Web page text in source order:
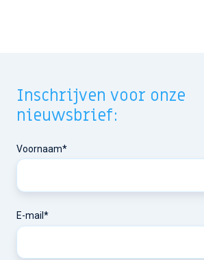
Inschrijven voor onze
nieuwsbrief:
Voornaam*
E-mail *